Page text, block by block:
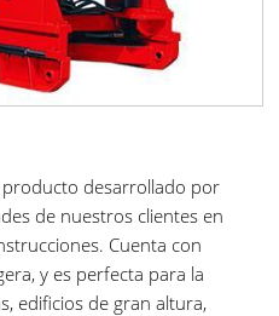
desarrollado por
de nuestros clientes en
Cuenta con
y es perfecta para la
edificios de gran altura,